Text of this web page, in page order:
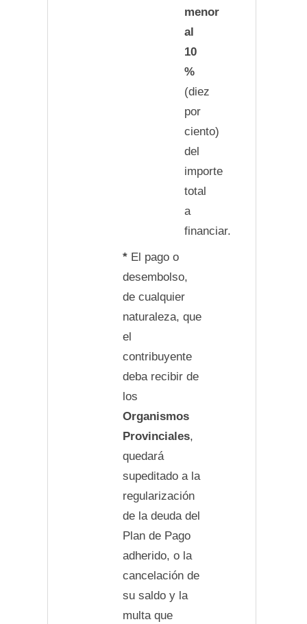
menor
al
10
%
(diez
por
ciento)
del
importe
total
a
financiar.
* El pago o
desembolso,
de cualquier
naturaleza, que
el
contribuyente
deba recibir de
los
Organismos
Provinciales,
quedará
supeditado a la
regularización
de la deuda del
Plan de Pago
adherido, o la
cancelación de
su saldo y la
multa que